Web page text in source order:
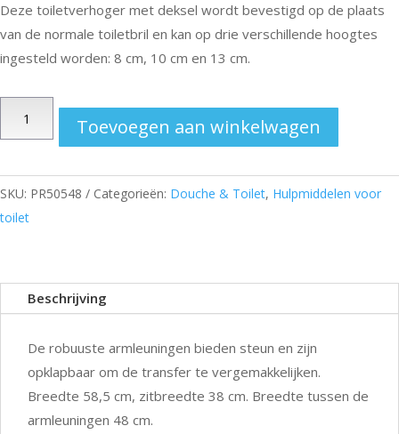
Deze toiletverhoger met deksel wordt bevestigd op de plaats
van de normale toiletbril en kan op drie verschillende hoogtes
ingesteld worden: 8 cm, 10 cm en 13 cm.
Toiletverhoger
Toevoegen aan winkelwagen
SKU: PR50548 Categorieën: Douche & Toilet, Hulpmiddelen voor
toilet
Beschrijving
De robuuste armleuningen bieden steun en zijn
opklapbaar om de transfer te vergemakkelijken.
Breedte 58,5 cm, zitbreedte 38 cm. Breedte tussen de
armleuningen 48 cm.